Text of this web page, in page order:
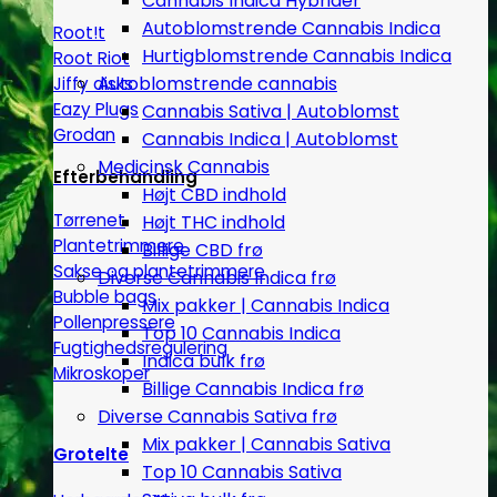
Root!t
Root Riot
Jiffy disks
Eazy Plugs
Grodan
Efterbehandling
Tørrenet
Plantetrimmere
Sakse og plantetrimmere
Bubble bags
Pollenpressere
Fugtighedsregulering
Mikroskoper
Grotelte
Autoblomstrende Cannabis Indica
Hurtigblomstrende Cannabis Indica
Autoblomstrende cannabis
Cannabis Sativa | Autoblomst
Cannabis Indica | Autoblomst
Medicinsk Cannabis
Højt CBD indhold
Højt THC indhold
Billige CBD frø
Diverse Cannabis Indica frø
Mix pakker | Cannabis Indica
Top 10 Cannabis Indica
Indica bulk frø
Billige Cannabis Indica frø
Diverse Cannabis Sativa frø
Mix pakker | Cannabis Sativa
Top 10 Cannabis Sativa